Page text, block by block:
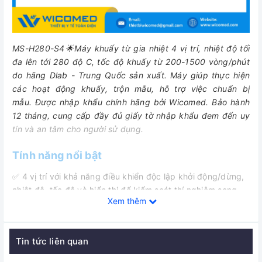
MS-H280-S4🌟Máy khuấy từ gia nhiệt 4 vị trí, nhiệt độ tối
đa lên tới 280 độ C, tốc độ khuấy từ 200-1500 vòng/phút
do hãng Dlab - Trung Quốc sản xuất. Máy giúp thực hiện
các hoạt động khuấy, trộn mẫu, hỗ trợ việc chuẩn bị
mẫu. Được nhập khẩu chính hãng bởi Wicomed. Bảo hành
12 tháng, cung cấp đầy đủ giấy tờ nhập khẩu đem đến uy
tín và an tâm cho người sử dụng.
Tính năng nổi bật
✅ 4 vị trí với khả năng điều khiển độc lập khởi động/dừng,
nhiệt độ, tốc độ và hiển thị để kiểm soát thí nghiệm song
nhiệt nhanh và chống ăn mòn mạnh.
Xem thêm
Tin tức liên quan